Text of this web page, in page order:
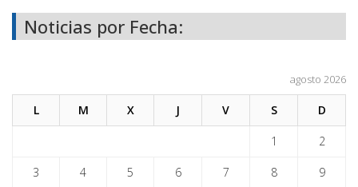
Noticias por Fecha:
agosto 2026
L M X J V S D
1 2
3 4 5 6 7 8 9